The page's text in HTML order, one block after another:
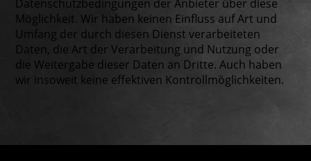
Datenschutzbedingungen der Anbieter über diese
Möglichkeit. Wir haben keinen Einfluss auf Art und
Umfang der durch diesen Dienst verarbeiteten
Daten, die Art der Verarbeitung und Nutzung oder
die Weitergabe dieser Daten an Dritte. Auch haben
wir insoweit keine effektiven Kontrollmöglichkeiten.